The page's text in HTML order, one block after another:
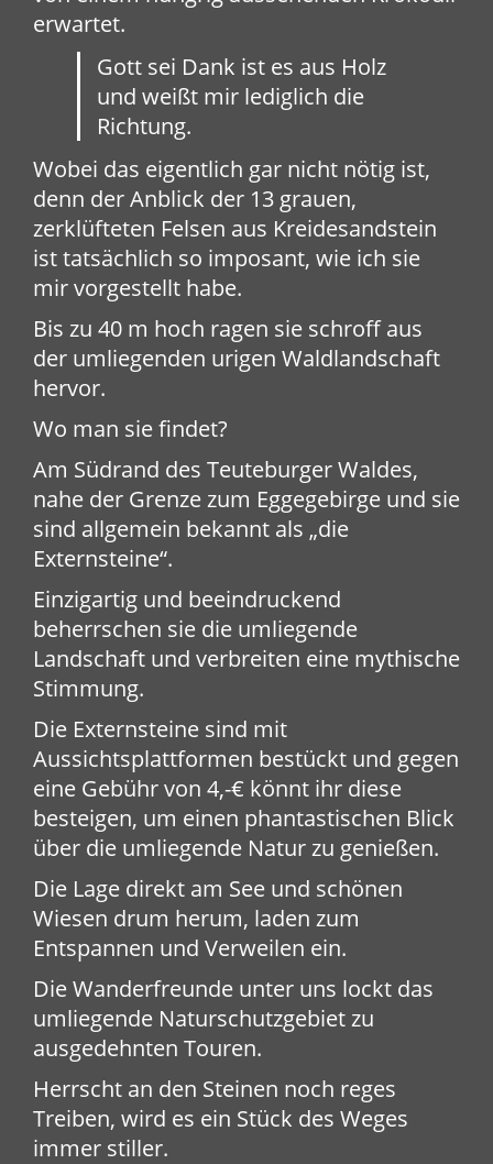
erwartet.
Gott sei Dank ist es aus Holz
und weißt mir lediglich die
Richtung.
Wobei das eigentlich gar nicht nötig ist,
denn der Anblick der 13 grauen,
zerklüfteten Felsen aus Kreidesandstein
ist tatsächlich so imposant, wie ich sie
mir vorgestellt habe.
Bis zu 40 m hoch ragen sie schroff aus
der umliegenden urigen Waldlandschaft
hervor.
Wo man sie findet?
Am Südrand des Teuteburger Waldes,
nahe der Grenze zum Eggegebirge und sie
sind allgemein bekannt als „die
Externsteine“.
Einzigartig und beeindruckend
beherrschen sie die umliegende
Landschaft und verbreiten eine mythische
Stimmung.
Die Externsteine sind mit
Aussichtsplattformen bestückt und gegen
eine Gebühr von 4,-€ könnt ihr diese
besteigen, um einen phantastischen Blick
über die umliegende Natur zu genießen.
Die Lage direkt am See und schönen
Wiesen drum herum, laden zum
Entspannen und Verweilen ein.
Die Wanderfreunde unter uns lockt das
umliegende Naturschutzgebiet zu
ausgedehnten Touren.
Herrscht an den Steinen noch reges
Treiben, wird es ein Stück des Weges
immer stiller.